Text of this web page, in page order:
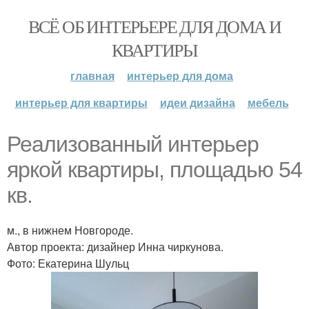
ВСЁ ОБ ИНТЕРЬЕРЕ ДЛЯ ДОМА И
КВАРТИРЫ
главная
интерьер для дома
интерьер для квартиры
идеи дизайна мебель
Реализованный интерьер
яркой квартиры, площадью 54
кв.
м., в нижнем Новгороде.
Автор проекта: дизайнер Инна чиркунова.
Фото: Екатерина Шульц